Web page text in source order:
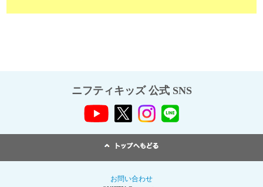
ニフティキッズ 公式 SNS
お問い合わせ